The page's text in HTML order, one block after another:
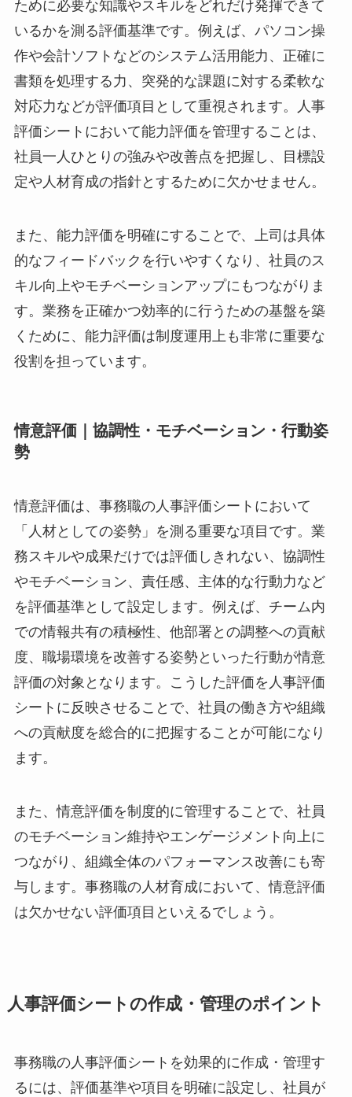
ために必要な知識やスキルをどれだけ発揮できて
いるかを測る評価基準です。例えば、パソコン操
作や会計ソフトなどのシステム活用能力、正確に
書類を処理する力、突発的な課題に対する柔軟な
対応力などが評価項目として重視されます。人事
評価シートにおいて能力評価を管理することは、
社員一人ひとりの強みや改善点を把握し、目標設
定や人材育成の指針とするために欠かせません。
また、能力評価を明確にすることで、上司は具体
的なフィードバックを行いやすくなり、社員のス
キル向上やモチベーションアップにもつながりま
す。業務を正確かつ効率的に行うための基盤を築
くために、能力評価は制度運用上も非常に重要な
役割を担っています。
情意評価｜協調性・モチベーション・行動姿
勢
情意評価は、事務職の人事評価シートにおいて
「人材としての姿勢」を測る重要な項目です。業
務スキルや成果だけでは評価しきれない、協調性
やモチベーション、責任感、主体的な行動力など
を評価基準として設定します。例えば、チーム内
での情報共有の積極性、他部署との調整への貢献
度、職場環境を改善する姿勢といった行動が情意
評価の対象となります。こうした評価を人事評価
シートに反映させることで、社員の働き方や組織
への貢献度を総合的に把握することが可能になり
ます。
また、情意評価を制度的に管理することで、社員
のモチベーション維持やエンゲージメント向上に
つながり、組織全体のパフォーマンス改善にも寄
与します。事務職の人材育成において、情意評価
は欠かせない評価項目といえるでしょう。
人事評価シートの作成・管理のポイント
事務職の人事評価シートを効果的に作成・管理す
るには、評価基準や項目を明確に設定し、社員が